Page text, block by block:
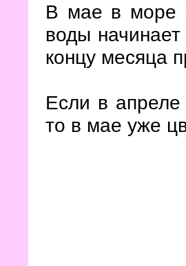
В мае в море
воды
концу месяца
Если в апреле
то в мае уже